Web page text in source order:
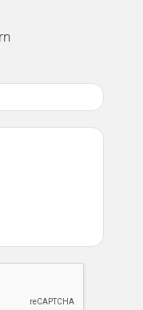
A: Service
logo [8] on the